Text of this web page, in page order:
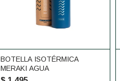
BOTELLA ISOTÉRMICA
MERAKI AGUA